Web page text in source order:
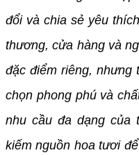
đổi và chia sẻ yêu
thương, cửa hàng và
đặc điểm riêng, nhưng
chọn phong phú và
nhu cầu đa dạng của
kiếm nguồn hoa tươi